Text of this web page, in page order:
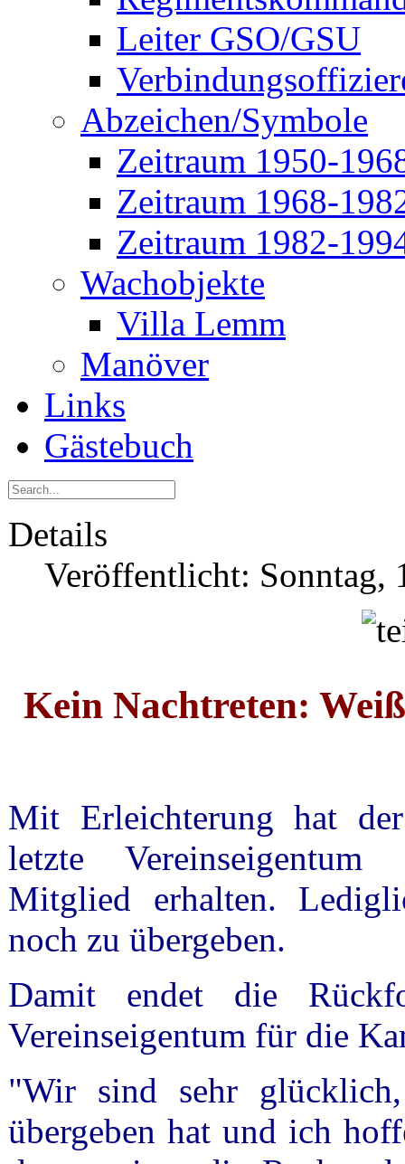
Leiter GSO/GSU
Abzeichen/Symbole
Zeitraum 1950-
Zeitraum 1968-
Zeitraum 1982-
Wachobjekte
Villa Lemm
Manöver
Links
Gästebuch
Details
Veröffentlicht: Sonntag,
Kein Nachtreten:
Mit Erleichterung hat
letzte Vereinseigentum
Mitglied erhalten.
noch zu übergeben.
Damit endet die
Vereinseigentum für die
"Wir sind sehr
übergeben hat und ich